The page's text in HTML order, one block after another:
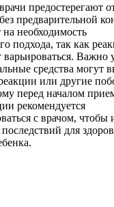
предостерегают
предварительной
необходимость
подхода, так как
Важно
средства могут
или другие
перед началом
рекомендуется
с врачом, чтобы
для